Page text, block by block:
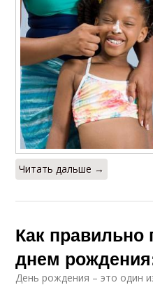
Читать дальше →
Как правильно
днем
День рождения – это один